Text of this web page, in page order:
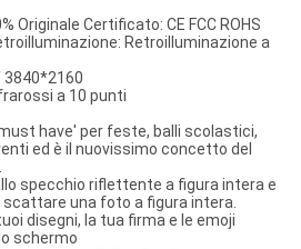
Originale Certificato: CE FCC ROHS
Retroilluminazione a
3840*2160
a 10 punti
have' per feste, balli scolastici,
ed è il nuovissimo concetto del
specchio riflettente a figura intera e
una foto a figura intera.
disegni, la tua firma e le emoji
schermo